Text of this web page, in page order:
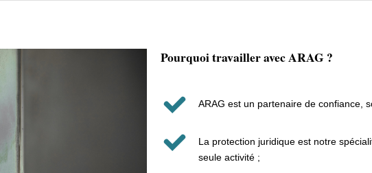
Pourquoi travailler avec ARAG ?
ARAG est un partenaire de confiance,
La protection juridique est notre
seule activité ;